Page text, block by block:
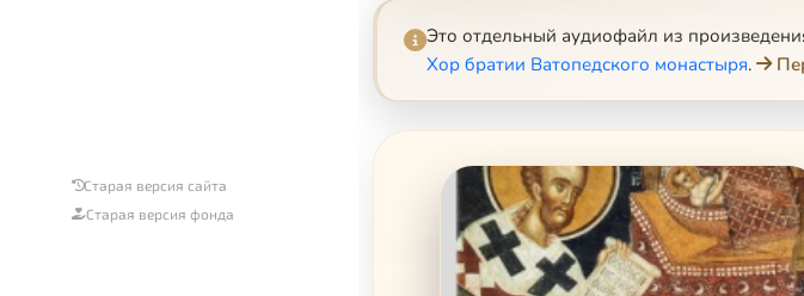
Старая версия сайта
Старая версия фонда
Это отдельный аудиофайл из
Хор братии Ватопедского монастыря.